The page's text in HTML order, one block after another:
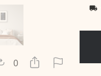
0
local_shipping